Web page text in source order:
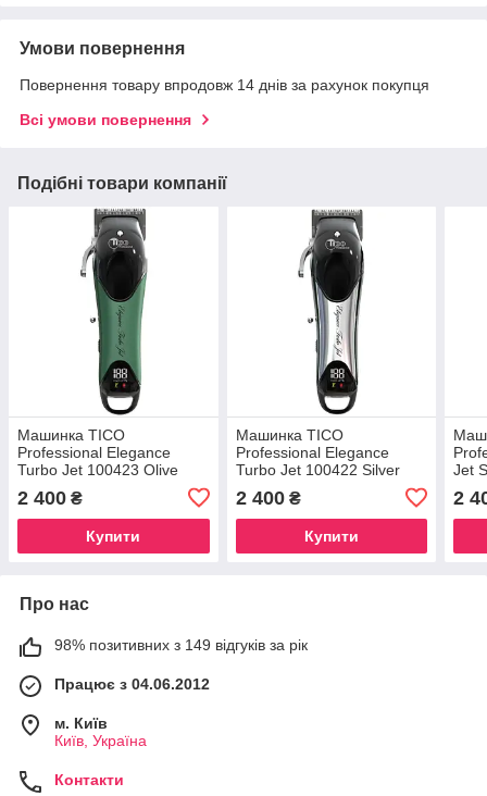
Умови повернення
Повернення товару впродовж 14 днів за рахунок покупця
Всі умови повернення
Подібні товари компанії
Машинка TICO
Professional Elegance
Turbo Jet 100423 Olive
2 400 ₴
Купити
Машинка TICO
Professional Elegance
Turbo Jet 100422 Silver
2 400₴
Купити
Jet
2
Про нас
98% позитивних з 149 відгуків за рік
Працює з 04.06.2012
м. Київ
Київ, Україна
Контакти